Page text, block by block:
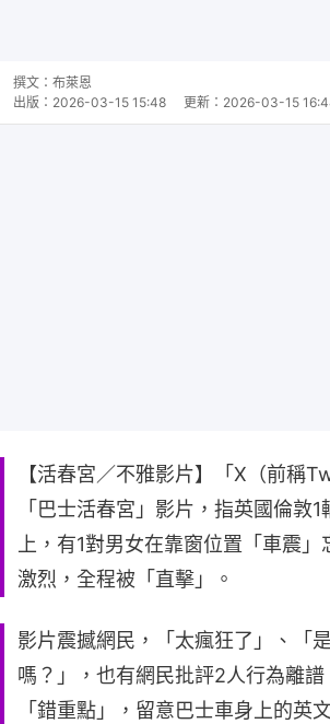
撰文： 布萊恩
出版： 2026-03-15 15:48 更新： 2026-03-15
【活春宮／不雅影片】「X（前稱
「巴士活春宮」影片，指英國倫敦
上，有1對男女在靠窗位置「車震」
激烈，全程被「直擊」。
影片震撼網民，「太瘋狂了」、「
嗎？」，也有網民批評2人行為離
「錯重點」，留意巴士車身上的英